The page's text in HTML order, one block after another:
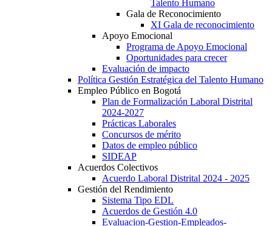
Talento Humano
Gala de Reconocimiento
XI Gala de reconocimiento
Apoyo Emocional
Programa de Apoyo Emocional
Oportunidades para crecer
Evaluación de impacto
Política Gestión Estratégica del Talento Humano
Empleo Público en Bogotá
Plan de Formalización Laboral Distrital
2024-2027
Prácticas Laborales
Concursos de mérito
Datos de empleo público
SIDEAP
Acuerdos Colectivos
Acuerdo Laboral Distrital 2024 - 2025
Gestión del Rendimiento
Sistema Tipo EDL
Acuerdos de Gestión 4.0
Evaluacion-Gestion-Empleados-